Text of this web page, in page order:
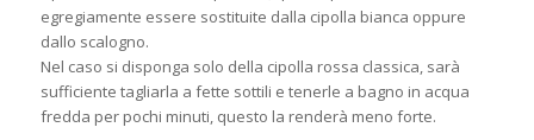
egregiamente essere sostituite dalla cipolla bianca oppure
dallo scalogno.
Nel caso si disponga solo della cipolla rossa classica, sarà
sufficiente tagliarla a fette sottili e tenerle a bagno in acqua
fredda per pochi minuti, questo la renderà meno forte.